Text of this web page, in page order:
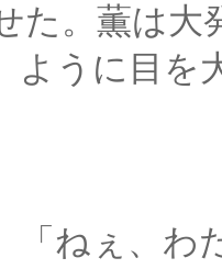
た。薫は大
きくし
しがち